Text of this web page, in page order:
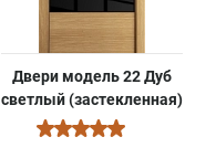
Двери модель 22 Дуб
светлый (застекленная)